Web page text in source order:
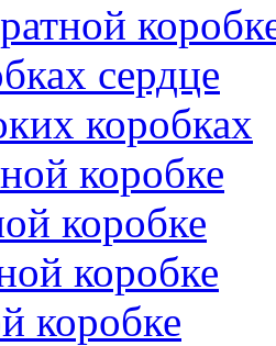
сердце
коробках
коробке
коробке
коробке
коробке